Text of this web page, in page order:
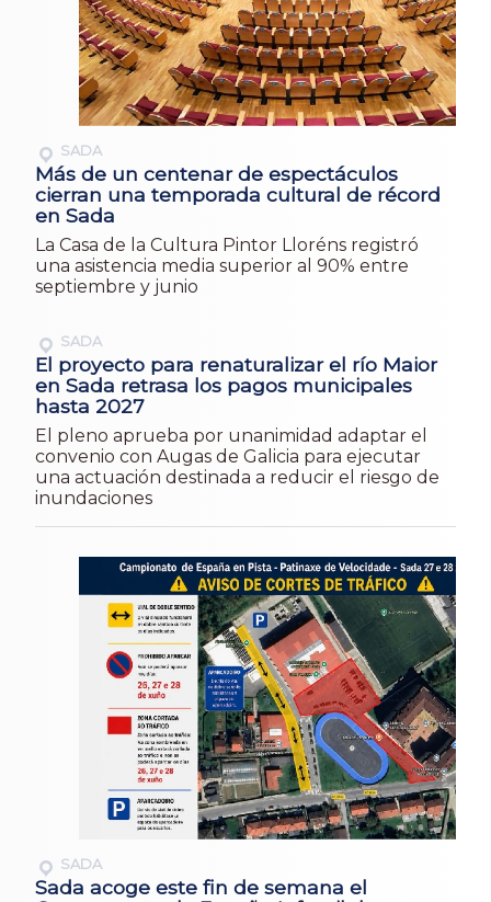
SADA
Más de un centenar de espectáculos
cierran una temporada cultural de récord
en Sada
La Casa de la Cultura Pintor Lloréns registró
una asistencia media superior al 90% entre
septiembre y junio
SADA
El proyecto para renaturalizar el río Maior
en Sada retrasa los pagos municipales
hasta 2027
El pleno aprueba por unanimidad adaptar el
convenio con Augas de Galicia para ejecutar
una actuación destinada a reducir el riesgo de
inundaciones
SADA
Sada acoge este fin de semana el